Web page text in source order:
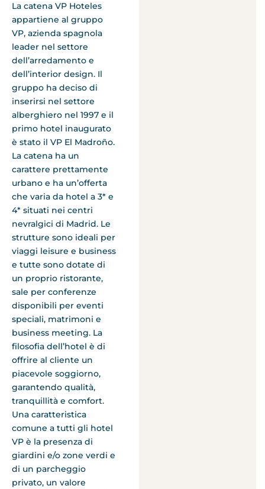
La catena VP Hoteles
appartiene al gruppo
VP, azienda spagnola
leader nel settore
dell’arredamento e
dell’interior design. Il
gruppo ha deciso di
inserirsi nel settore
alberghiero nel 1997 e il
primo hotel inaugurato
è stato il VP El Madroño.
La catena ha un
carattere prettamente
urbano e ha un’offerta
che varia da hotel a 3* e
4* situati nei centri
nevralgici di Madrid. Le
strutture sono ideali per
viaggi leisure e business
e tutte sono dotate di
un proprio ristorante,
sale per conferenze
disponibili per eventi
speciali, matrimoni e
business meeting. La
filosofia dell’hotel è di
offrire al cliente un
piacevole soggiorno,
garantendo qualità,
tranquillità e comfort.
Una caratteristica
comune a tutti gli hotel
VP è la presenza di
giardini e/o zone verdi e
di un parcheggio
privato, un valore